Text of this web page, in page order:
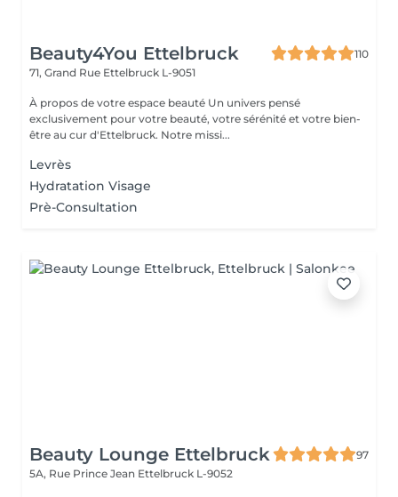
Beauty4You Ettelbruck
110
71, Grand Rue Ettelbruck L-9051
À propos de votre espace beauté Un univers pensé
exclusivement pour votre beauté, votre sérénité et votre bien-
être au cur d'Ettelbruck. Notre missi...
Levrès
Hydratation Visage
Prè-Consultation
Beauty Lounge Ettelbruck
97
5A, Rue Prince Jean Ettelbruck L-9052